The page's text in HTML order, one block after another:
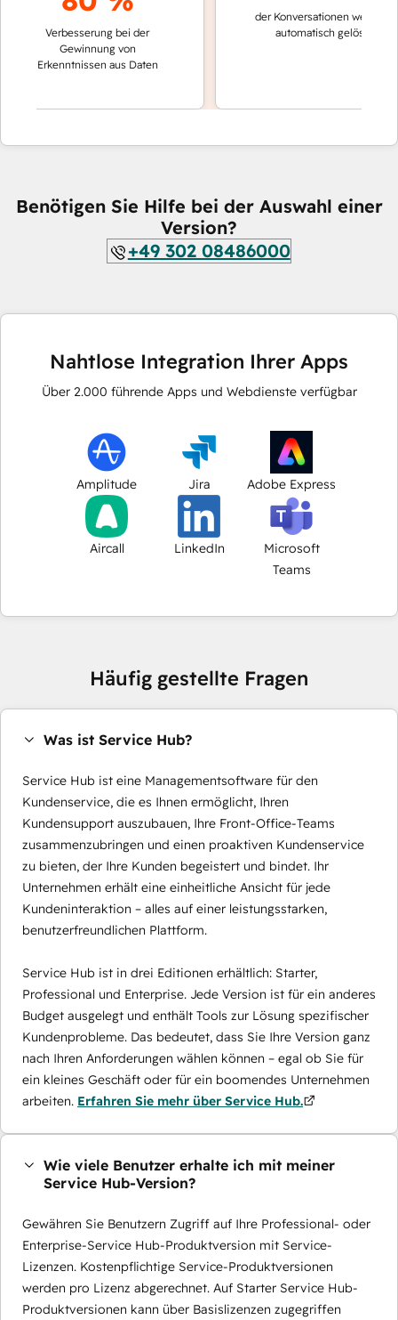
Verbesserung bei der
Gewinnung von
Erkenntnissen aus Daten
der Konversationen werden
automatisch gelöst
Benötigen Sie Hilfe bei der Auswahl einer
Version?
+49 302 08486000
Nahtlose Integration Ihrer Apps
Über 2.000 führende Apps und Webdienste verfügbar
Amplitude Jira Adobe Express
Aircall LinkedIn
Microsoft
Teams
Häufig gestellte Fragen
Was ist Service Hub?
Service Hub ist eine Managementsoftware für den
Kundenservice, die es Ihnen ermöglicht, Ihren
Kundensupport auszubauen, Ihre Front-Office-Teams
zusammenzubringen und einen proaktiven Kundenservice
zu bieten, der Ihre Kunden begeistert und bindet. Ihr
Unternehmen erhält eine einheitliche Ansicht für jede
Kundeninteraktion – alles auf einer leistungsstarken,
benutzerfreundlichen Plattform.
Service Hub ist in drei Editionen erhältlich: Starter,
Professional und Enterprise. Jede Version ist für ein anderes
Budget ausgelegt und enthält Tools zur Lösung spezifischer
Kundenprobleme. Das bedeutet, dass Sie Ihre Version ganz
nach Ihren Anforderungen wählen können – egal ob Sie für
ein kleines Geschäft oder für ein boomendes Unternehmen
arbeiten. Erfahren Sie mehr über Service Hub.
Wie viele Benutzer erhalte ich mit meiner
Service Hub-Version?
Gewähren Sie Benutzern Zugriff auf Ihre Professional- oder
Enterprise-Service Hub-Produktversion mit Service-
Lizenzen. Kostenpflichtige Service-Produktversionen
werden pro Lizenz abgerechnet. Auf Starter Service Hub-
Produktversionen kann über Basislizenzen zugegriffen